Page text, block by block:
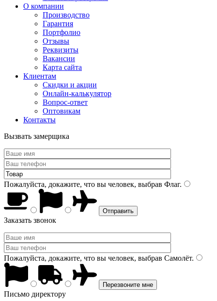
О компании
Производство
Гарантия
Портфолио
Отзывы
Реквизиты
Вакансии
Карта сайта
Клиентам
Скидки и акции
Онлайн-калькулятор
Вопрос-ответ
Оптовикам
Контакты
Вызвать замерщика
Пожалуйста, докажите, что вы человек, выбрав Флаг.
Заказать звонок
Пожалуйста, докажите, что вы человек, выбрав Самолёт.
Письмо директору